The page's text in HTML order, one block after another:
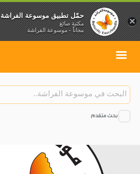
بحث متقدم
×
حمّل تطبيق موسوعة الفراشة
مكتبة صائغ
مجاناً - موسوعة الفراشة